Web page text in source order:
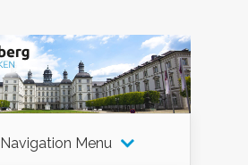
Navigation Menu